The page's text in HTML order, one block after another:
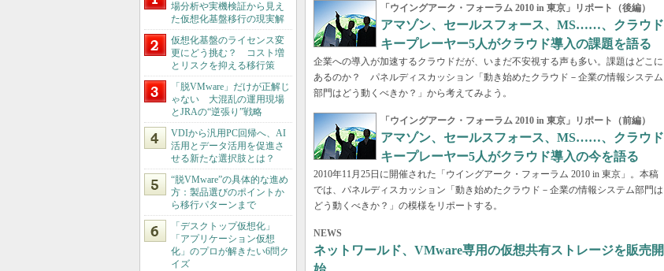
場分析や実機検証から見え
た仮想化基盤移行の現実解
仮想化基盤のライセンス変
更にどう挑む？ コスト増
とリスクを抑える移行策
「脱VMware」だけが正解じ
ゃない 大混乱の運用現場
とJRAの“逆張り”戦略
VDIから汎用PC回帰へ、AI
活用とデータ活用を促進さ
せる新たな選択肢とは？
“脱VMware”の具体的な進め
方：製品選びのポイントか
ら移行パターンまで
「デスクトップ仮想化」
「アプリケーション仮想
化」のプロが解きたい6問ク
イズ
「ウイングアーク・フォーラム 2010 in 東京」リポート（後編）
アマゾン、セールスフォース、MS……、クラウド
キープレーヤー5人がクラウド導入の課題を語る
企業への導入が加速するクラウドだが、いまだ不安視する声も多い。課題はどこに
あるのか？ パネルディスカッション「動き始めたクラウド－企業の情報システム
部門はどう動くべきか？」から考えてみよう。
「ウイングアーク・フォーラム 2010 in 東京」リポート（前編）
アマゾン、セールスフォース、MS……、クラウド
キープレーヤー5人がクラウド導入の今を語る
2010年11月25日に開催された「ウイングアーク・フォーラム 2010 in 東京」。本稿
では、パネルディスカッション「動き始めたクラウド－企業の情報システム部門は
どう動くべきか？」の模様をリポートする。
NEWS
ネットワールド、VMware専用の仮想共有ストレージを販売開